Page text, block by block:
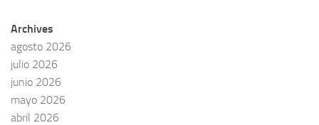
Archives
agosto 2026
julio 2026
junio 2026
mayo 2026
abril 2026